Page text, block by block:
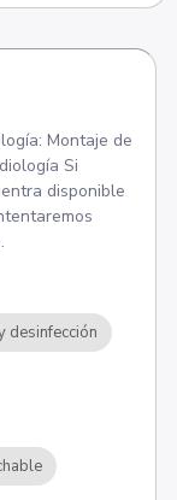
Montaje de
Si
disponible
desinfección